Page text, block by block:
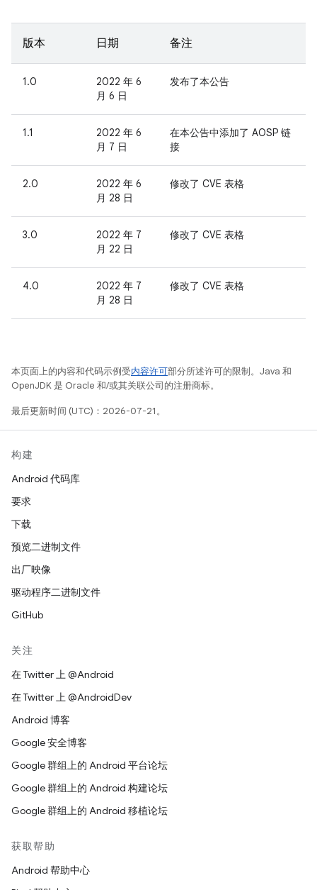
版本 日期 备注
1.0
2022 年 6
月 6 日
发布了本公告
1.1
2022 年 6
月 7 日
在本公告中添加了 AOSP 链
接
2.0
2022 年 6
月 28 日
修改了 CVE 表格
3.0
2022 年 7
月 22 日
修改了 CVE 表格
4.0
2022 年 7
月 28 日
修改了 CVE 表格
本页面上的内容和代码示例受内容许可部分所述许可的限制。Java 和
OpenJDK 是 Oracle 和/或其关联公司的注册商标。
最后更新时间 (UTC)：2026-07-21。
构建
Android 代码库
要求
下载
预览二进制文件
出厂映像
驱动程序二进制文件
GitHub
关注
在 Twitter 上 @Android
在 Twitter 上 @AndroidDev
Android 博客
Google 安全博客
Google 群组上的 Android 平台论坛
Google 群组上的 Android 构建论坛
Google 群组上的 Android 移植论坛
获取帮助
Android 帮助中心